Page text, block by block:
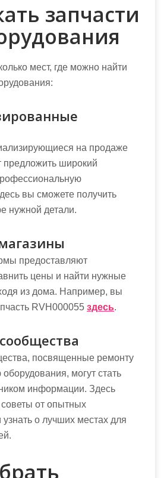
запчасти
мест, где можно найти
на продаже
предложить широкий
вы сможете получить
нужной детали.
предоставляют
цены и найти нужные
из дома. Например, вы
RVH000055 здесь.
посвященные ремонту
могут стать
информации. Здесь
от опытных
узнать о лучших местах для